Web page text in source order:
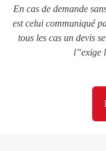
En cas de demande
est celui communiqué
tous les cas un devis
l”exige